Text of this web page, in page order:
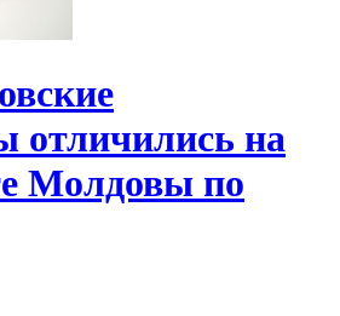
отличились на
Молдовы по